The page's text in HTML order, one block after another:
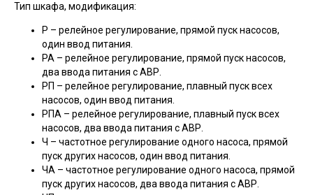
Тип шкафа, модификация:
Р – релейное регулирование, прямой пуск насосов,
один ввод питания.
РА – релейное регулирование, прямой пуск насосов,
два ввода питания с АВР.
РП – релейное регулирование, плавный пуск всех
насосов, один ввод питания.
РПА – релейное регулирование, плавный пуск всех
насосов, два ввода питания с АВР.
Ч – частотное регулирование одного насоса, прямой
пуск других насосов, один ввод питания.
ЧА – частотное регулирование одного насоса, прямой
пуск других насосов, два ввода питания с АВР.